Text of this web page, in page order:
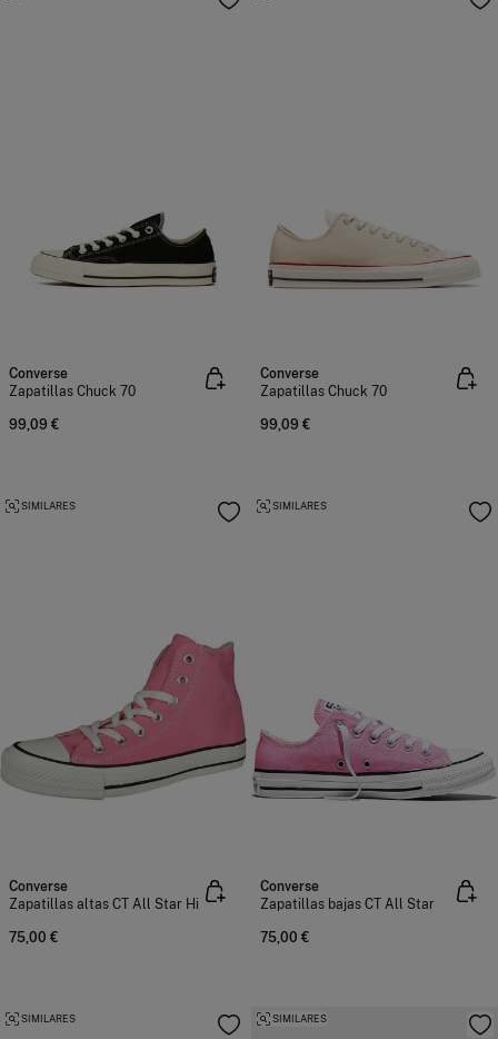
Converse
Zapatillas Chuck 70
99,09 €
Converse
Zapatillas Chuck 70
99,09 €
SIMILARES
Converse
Zapatillas altas CT All Star Hi
75,00 €
SIMILARES
Converse
Zapatillas bajas CT All Star
75,00 €
SIMILARES SIMILARES